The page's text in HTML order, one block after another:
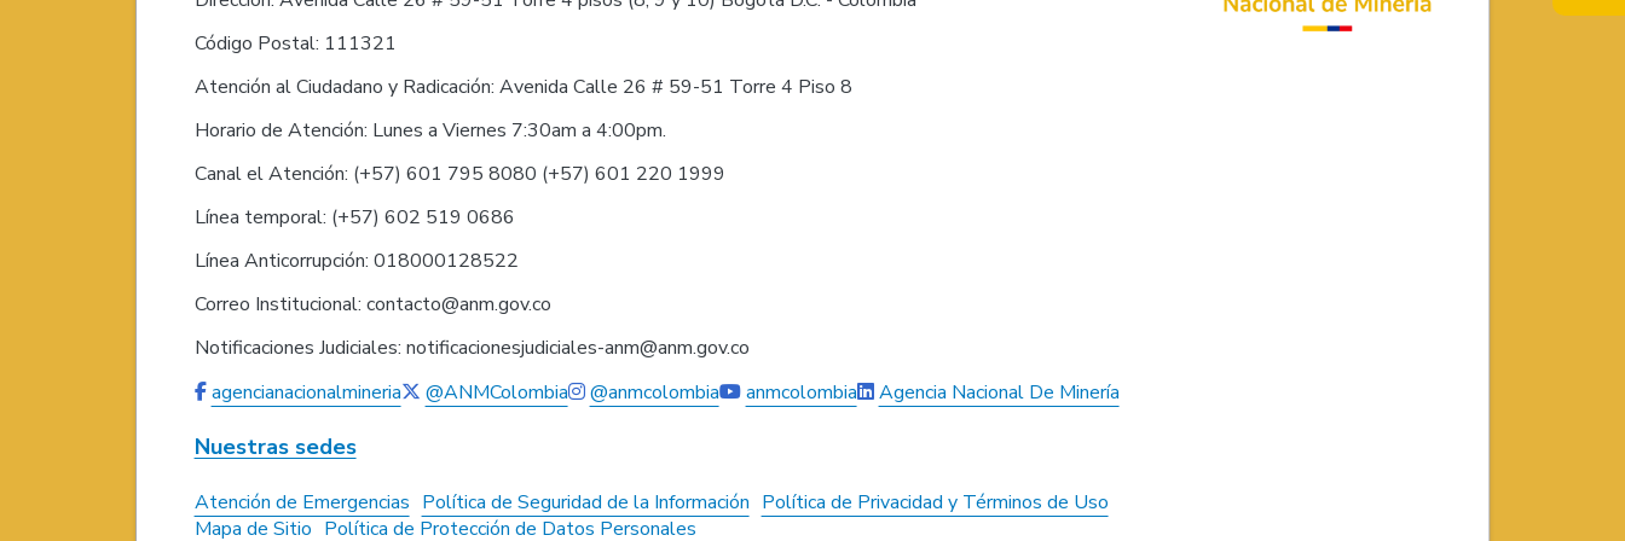
Código Postal: 111321
Atención al Ciudadano y Radicación: Avenida Calle 26 # 59-51 Torre 4 Piso 8
Horario de Atención: Lunes a Viernes 7:30am a 4:00pm.
Canal el Atención: (+57) 601 795 8080 (+57) 601 220 1999
Línea temporal: (+57) 602 519 0686
Línea Anticorrupción: 018000128522
Correo Institucional: contacto@anm.gov.co
Notificaciones Judiciales: notificacionesjudiciales-anm@anm.gov.co
agencianacionalmineria
@ANMColombia @anmcolombia anmcolombia Agencia Nacional De Minería
Nuestras sedes
Atención de Emergencias Política de Seguridad de la Información Política de Privacidad y Términos de Uso
Mapa de Sitio Política de Protección de Datos Personales